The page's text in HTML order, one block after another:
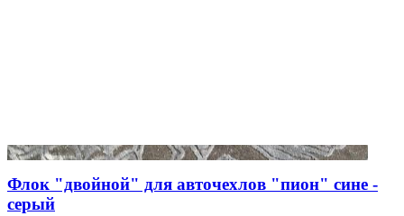
Флок "двойной" для авточехлов "пион" сине -
серый